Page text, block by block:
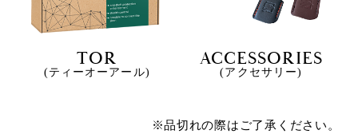
TOR
(ティーオーアール)
ACCESSORIES
(アクセサリー)
※品切れの際はご了承ください。